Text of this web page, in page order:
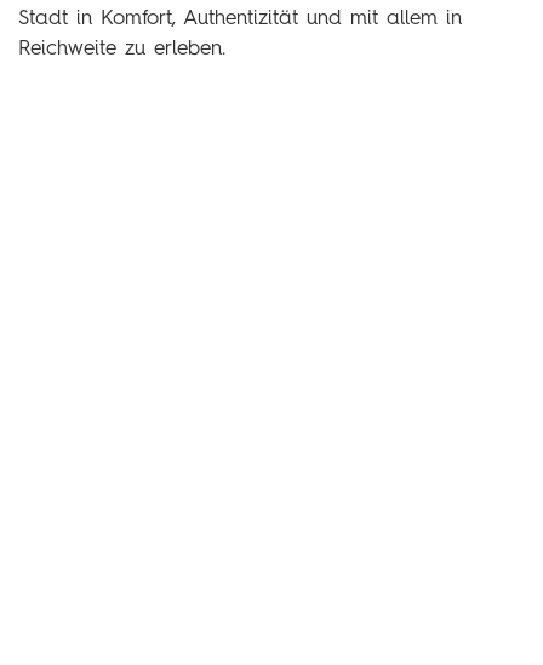
Stadt in Komfort, Authentizität und mit allem in
Reichweite zu erleben.